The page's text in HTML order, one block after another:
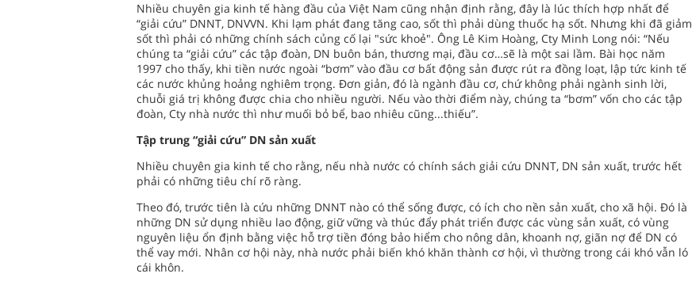
Nhiều chuyên gia kinh tế hàng đầu của Việt Nam cũng nhận định rằng, đây là lúc thích hợp nhất để
“giải cứu” DNNT, DNVVN. Khi lạm phát đang tăng cao, sốt thì phải dùng thuốc hạ sốt. Nhưng khi đã giảm
sốt thì phải có những chính sách củng cố lại "sức khoẻ". Ông Lê Kim Hoàng, Cty Minh Long nói: “Nếu
chúng ta “giải cứu” các tập đoàn, DN buôn bán, thương mại, đầu cơ…sẽ là một sai lầm. Bài học năm
1997 cho thấy, khi tiền nước ngoài “bơm” vào đầu cơ bất động sản được rút ra đồng loạt, lập tức kinh tế
các nước khủng hoảng nghiêm trọng. Đơn giản, đó là ngành đầu cơ, chứ không phải ngành sinh lời,
chuỗi giá trị không được chia cho nhiều người. Nếu vào thời điểm này, chúng ta “bơm” vốn cho các tập
đoàn, Cty nhà nước thì như muối bỏ bể, bao nhiêu cũng...thiếu”.
Tập trung “giải cứu” DN sản xuất
Nhiều chuyên gia kinh tế cho rằng, nếu nhà nước có chính sách giải cứu DNNT, DN sản xuất, trước hết
phải có những tiêu chí rõ ràng.
Theo đó, trước tiên là cứu những DNNT nào có thể sống được, có ích cho nền sản xuất, cho xã hội. Đó là
những DN sử dụng nhiều lao động, giữ vững và thúc đẩy phát triển được các vùng sản xuất, có vùng
nguyên liệu ổn định bằng việc hỗ trợ tiền đóng bảo hiểm cho nông dân, khoanh nợ, giãn nợ để DN có
thể vay mới. Nhân cơ hội này, nhà nước phải biến khó khăn thành cơ hội, vì thường trong cái khó vẫn ló
cái khôn.